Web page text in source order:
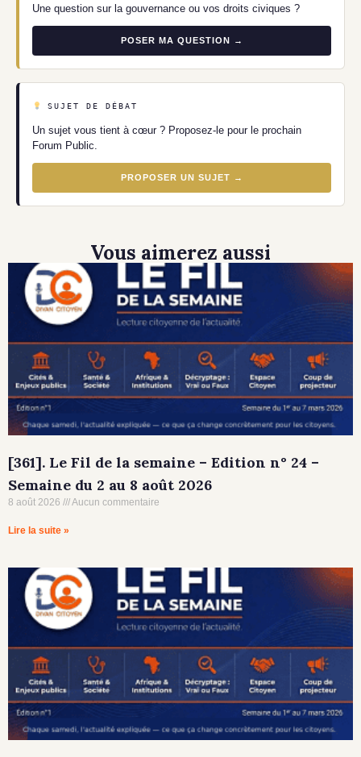
Une question sur la gouvernance ou vos droits civiques ?
POSER MA QUESTION →
SUJET DE DÉBAT
Un sujet vous tient à cœur ? Proposez-le pour le prochain
Forum Public.
PROPOSER UN SUJET →
Vous aimerez aussi
[361]. Le Fil de la semaine – Edition n° 24 –
Semaine du 2 au 8 août 2026
8 août 2026 Aucun commentaire
Lire la suite »